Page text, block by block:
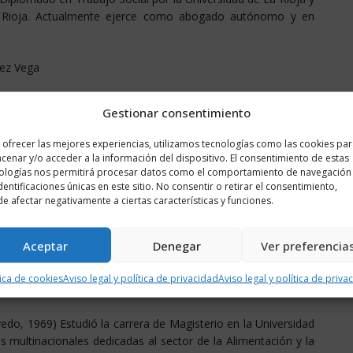
Gestionar consentimiento
ofrecer las mejores experiencias, utilizamos tecnologías como las cookies
y/o acceder a la información del dispositivo. El consentimiento de estas
nos permitirá procesar datos como el comportamiento de navegación
únicas en este sitio. No consentir o retirar el consentimiento,
afectar negativamente a ciertas características y funciones.
Aceptar Denegar Ver
de cookiesAviso legal y política de privacidadAviso legal y política de
Actualmente ejerce como abogado autónomo y en
Vega
la lista a la Cámara Alta por la circunscripción de La Rioja.
Es licenciada en Ciencias del Trabajo, Universidad de La
de Zaragoza. Funcionaria, actualmente es profesora
Superior de Diseño de La Rioja de la que fue directora
1973) Es licenciada en Empresariales por la Universidad de
de Calahorra. Ha desarrollado su carrera
1969) Estudió la carrera de Magisterio en la Universidad
multinacionales dedicadas al sector de la Alimentación y la